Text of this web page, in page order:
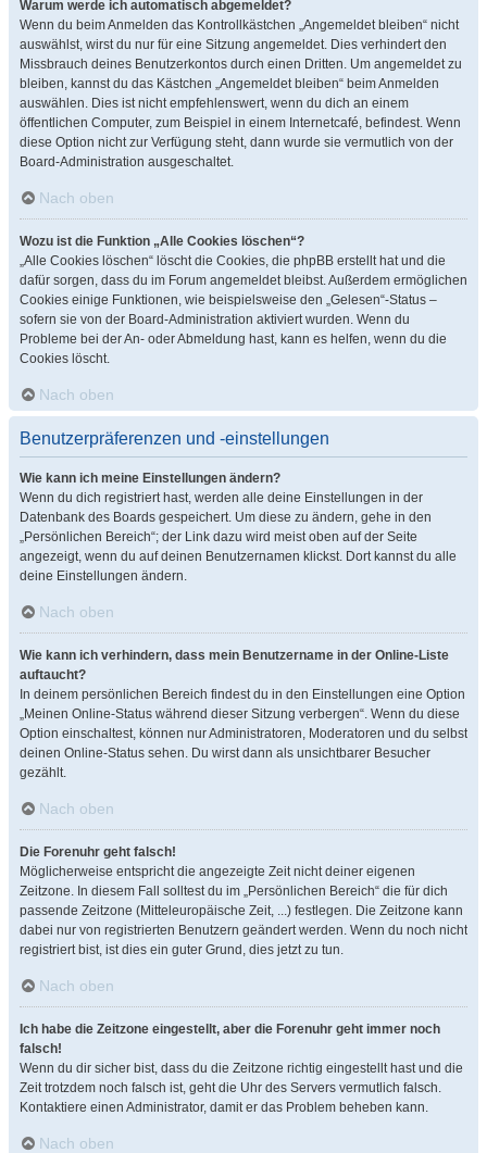
Warum werde ich automatisch abgemeldet?
Wenn du beim Anmelden das Kontrollkästchen „Angemeldet bleiben“ nicht
auswählst, wirst du nur für eine Sitzung angemeldet. Dies verhindert den
Missbrauch deines Benutzerkontos durch einen Dritten. Um angemeldet zu
bleiben, kannst du das Kästchen „Angemeldet bleiben“ beim Anmelden
auswählen. Dies ist nicht empfehlenswert, wenn du dich an einem
öffentlichen Computer, zum Beispiel in einem Internetcafé, befindest. Wenn
diese Option nicht zur Verfügung steht, dann wurde sie vermutlich von der
Board-Administration ausgeschaltet.
Nach oben
Wozu ist die Funktion „Alle Cookies löschen“?
„Alle Cookies löschen“ löscht die Cookies, die phpBB erstellt hat und die
dafür sorgen, dass du im Forum angemeldet bleibst. Außerdem ermöglichen
Cookies einige Funktionen, wie beispielsweise den „Gelesen“-Status –
sofern sie von der Board-Administration aktiviert wurden. Wenn du
Probleme bei der An- oder Abmeldung hast, kann es helfen, wenn du die
Cookies löscht.
Nach oben
Benutzerpräferenzen und -einstellungen
Wie kann ich meine Einstellungen ändern?
Wenn du dich registriert hast, werden alle deine Einstellungen in der
Datenbank des Boards gespeichert. Um diese zu ändern, gehe in den
„Persönlichen Bereich“; der Link dazu wird meist oben auf der Seite
angezeigt, wenn du auf deinen Benutzernamen klickst. Dort kannst du alle
deine Einstellungen ändern.
Nach oben
Wie kann ich verhindern, dass mein Benutzername in der Online-Liste
auftaucht?
In deinem persönlichen Bereich findest du in den Einstellungen eine Option
„Meinen Online-Status während dieser Sitzung verbergen“. Wenn du diese
Option einschaltest, können nur Administratoren, Moderatoren und du selbst
deinen Online-Status sehen. Du wirst dann als unsichtbarer Besucher
gezählt.
Nach oben
Die Forenuhr geht falsch!
Möglicherweise entspricht die angezeigte Zeit nicht deiner eigenen
Zeitzone. In diesem Fall solltest du im „Persönlichen Bereich“ die für dich
passende Zeitzone (Mitteleuropäische Zeit, ...) festlegen. Die Zeitzone kann
dabei nur von registrierten Benutzern geändert werden. Wenn du noch nicht
registriert bist, ist dies ein guter Grund, dies jetzt zu tun.
Nach oben
Ich habe die Zeitzone eingestellt, aber die Forenuhr geht immer noch
falsch!
Wenn du dir sicher bist, dass du die Zeitzone richtig eingestellt hast und die
Zeit trotzdem noch falsch ist, geht die Uhr des Servers vermutlich falsch.
Kontaktiere einen Administrator, damit er das Problem beheben kann.
Nach oben